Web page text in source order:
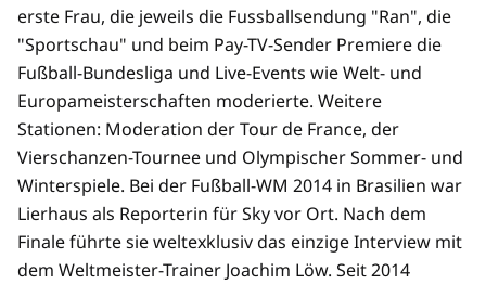
erste Frau, die jeweils die Fussballsendung "Ran", die
"Sportschau" und beim Pay-TV-Sender Premiere die
Fußball-Bundesliga und Live-Events wie Welt- und
Europameisterschaften moderierte. Weitere
Stationen: Moderation der Tour de France, der
Vierschanzen-Tournee und Olympischer Sommer- und
Winterspiele. Bei der Fußball-WM 2014 in Brasilien war
Lierhaus als Reporterin für Sky vor Ort. Nach dem
Finale führte sie weltexklusiv das einzige Interview mit
dem Weltmeister-Trainer Joachim Löw. Seit 2014